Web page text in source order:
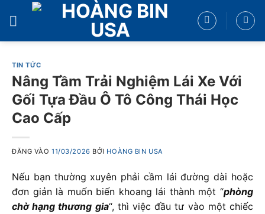
TIN TỨC
Nâng Tầm Trải Nghiệm Lái Xe Với
Gối Tựa Đầu Ô Tô Công Thái Học
Cao Cấp
ĐĂNG VÀO11/03/2026 BỞI HOÀNG BIN USA
Nếu bạn thường xuyên phải cầm lái đường dài hoặc
đơn giản là muốn biến khoang lái thành một “phòng
chờ hạng thương gia“, thì việc đầu tư vào một chiếc